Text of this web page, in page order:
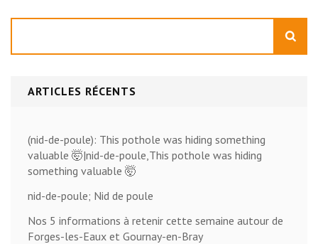
ARTICLES RÉCENTS
(nid-de-poule): This pothole was hiding something
valuable 🤯|nid-de-poule,This pothole was hiding
something valuable 🤯
nid-de-poule; Nid de poule
Nos 5 informations à retenir cette semaine autour de
Forges-les-Eaux et Gournay-en-Bray